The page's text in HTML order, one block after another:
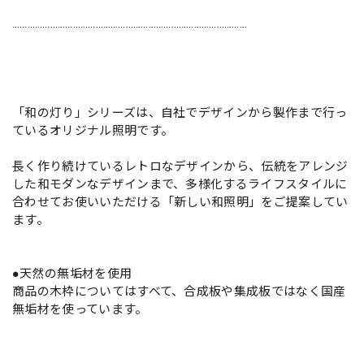
…………………………………………………………………………………
「和の灯り」シリーズは、自社でデザインから製作まで行っ
ているオリジナル照明です。
長く作り続けているレトロなデザインから、伝統をアレンジ
した和モダンなデザインまで、多様化するライフスタイルに
合わせてお使いいただける「新しい和照明」をご提案してい
ます。
●天然の無垢材を使用
商品の木枠についてはすべて、合成板や集成板ではなく国産
無垢材を使っています。